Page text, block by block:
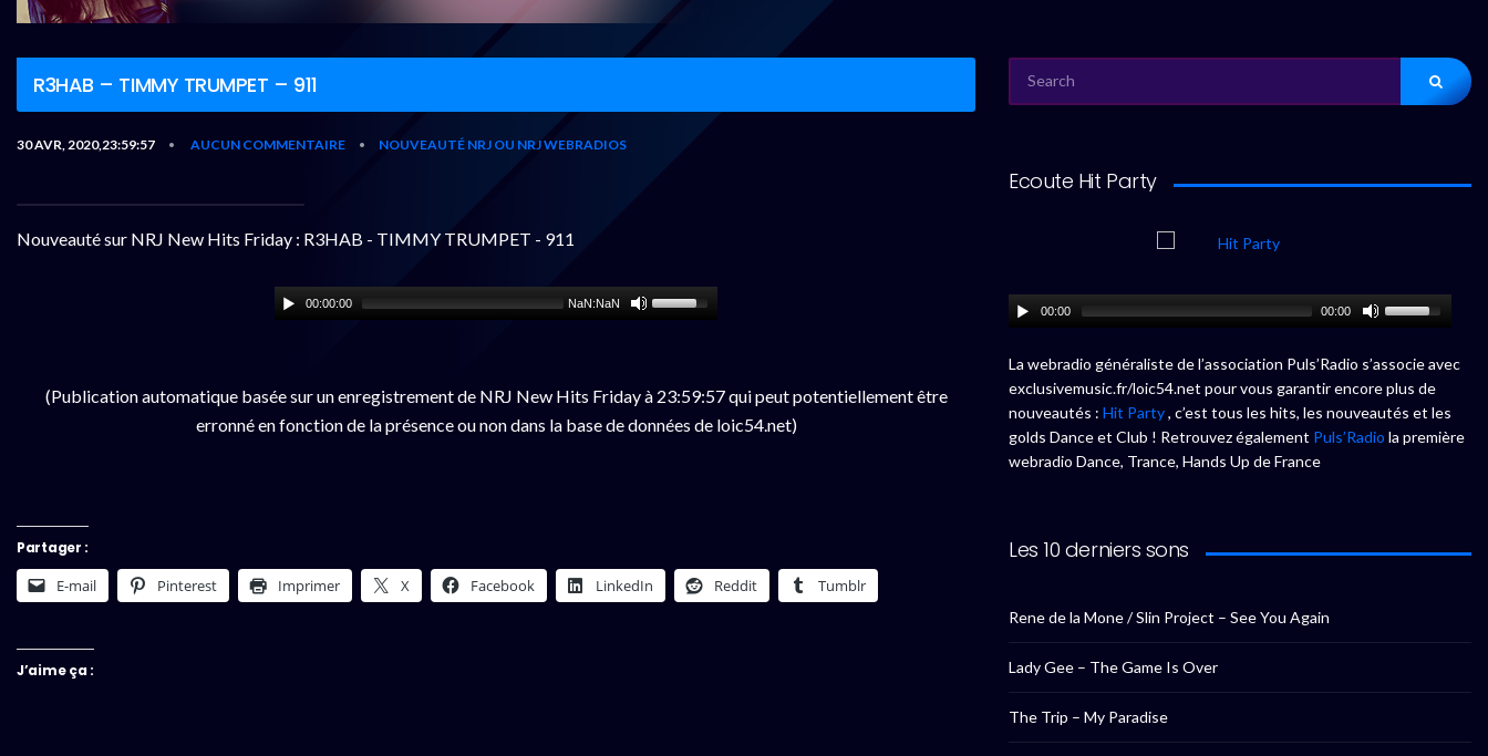
R3HAB – TIMMY TRUMPET – 911
30 AVR, 2020,23:59:57 • AUCUN COMMENTAIRE • NOUVEAUTÉ NRJ OU NRJ WEBRADIOS
Nouveauté sur NRJ New Hits Friday : R3HAB - TIMMY TRUMPET - 911
00:00:00 NaN:NaN
(Publication automatique basée sur un enregistrement de NRJ New Hits Friday à 23:59:57 qui peut potentiellement être
erronné en fonction de la présence ou non dans la base de données de loic54.net)
Partager :
E-mail Pinterest Imprimer X Facebook LinkedIn Reddit Tumblr
J’aime ça :
FOR:
Ecoute Hit Party
00:00 00:00
La webradio généraliste de l’association Puls’Radio s’associe avec
exclusivemusic.fr/loic54.net pour vous garantir encore plus de
nouveautés : Hit Party, c’est tous les hits, les nouveautés et les
golds Dance et Club ! Retrouvez également Puls’Radio la première
webradio Dance, Trance, Hands Up de France
Les 10 derniers sons
Rene de la Mone / Slin Project – See You Again
Lady Gee – The Game Is Over
The Trip – My Paradise